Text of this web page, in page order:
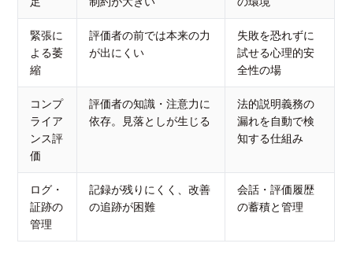
緊張に
よる萎
縮
評価者の前では本来の力
が出にくい
失敗を恐れずに
試せる心理的安
全性の場
コンプ
ライア
ンス評
価
評価者の知識・注意力に
依存。見落としが生じる
法的説明義務の
漏れを自動で検
知する仕組み
ログ・
証跡の
管理
記録が残りにくく、改善
の追跡が困難
会話・評価履歴
の蓄積と管理